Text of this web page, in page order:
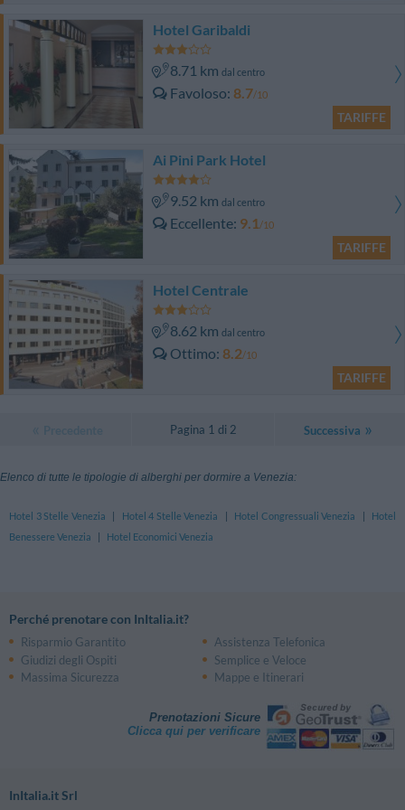
Hotel Garibaldi
8.71 km dal centro
Favoloso 8.7/10
TARIFFE
Ai Pini Park Hotel
9.52 km dal centro
Eccellente 9.1/10
TARIFFE
Hotel Centrale
8.62 km dal centro
Ottimo 8.2/10
TARIFFE
Pagina 1 di 2 Successiva
Elenco di tutte le tipologie di alberghi per dormire a Venezia:
Hotel 3 Stelle Venezia Hotel 4 Stelle Venezia Hotel Congressuali Venezia
Hotel
Benessere Venezia
Hotel Economici Venezia
Perché prenotare con InItalia.it?
Risparmio Garantito
Assistenza Telefonica
Giudizi degli Ospiti
Semplice e Veloce
Massima Sicurezza
Mappe e Itinerari
Prenotazioni Sicure
Clicca qui per verificare
InItalia.it Srl